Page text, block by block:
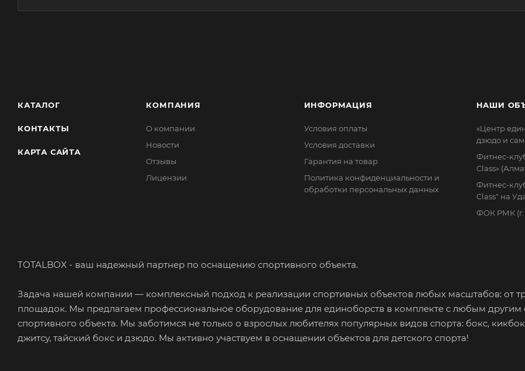
КАТАЛОГ
КОНТАКТЫ
КАРТА САЙТА
КОМПАНИЯ
О компании
Новости
Отзывы
Лицензии
ИНФОРМАЦИЯ
Условия оплаты
Условия доставки
Гарантия на товар
Политика конфиденциальности и
обработки персональных данных
НАШИ
«Центр
дзюдо и
Фитнес-
Class»
Фитнес-
Class" на
ФОК РМК
TOTALBOX - ваш надежный партнер по оснащению спортивного объекта.
Задача нашей компании — комплексный подход к реализации спортивных объектов любых масштабов: от
площадок. Мы предлагаем профессиональное оборудование для единоборств в комплекте с любым
спортивного объекта. Мы заботимся не только о взрослых любителях популярных видов спорта: бокс,
джитсу, тайский бокс и дзюдо. Мы активно участвуем в оснащении объектов для детского спорта!